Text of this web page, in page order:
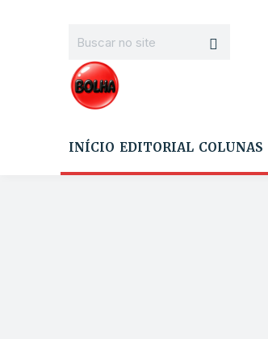
INÍCIO EDITORIAL COLUNAS